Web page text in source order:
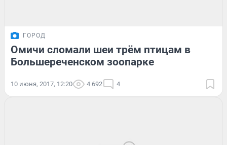
ГОРОД
Омичи сломали шеи трём птицам в
Большереченском зоопарке
10 июня, 2017, 12:20 4 692 4